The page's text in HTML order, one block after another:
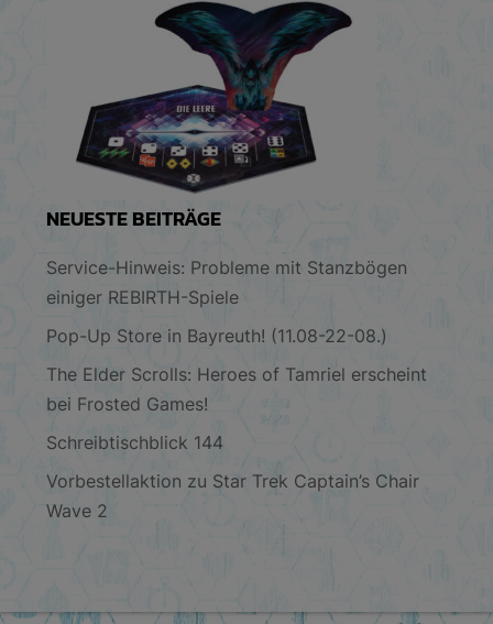
NEUESTE BEITRÄGE
Service-Hinweis: Probleme mit Stanzbögen
einiger REBIRTH-Spiele
Pop-Up Store in Bayreuth! (11.08-22-08.)
The Elder Scrolls: Heroes of Tamriel erscheint
bei Frosted Games!
Schreibtischblick 144
Vorbestellaktion zu Star Trek Captain’s Chair
Wave 2